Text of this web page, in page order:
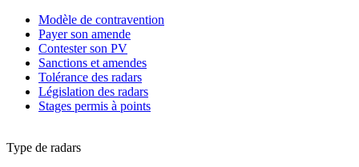
Modèle de contravention
Payer son amende
Contester son PV
Sanctions et amendes
Tolérance des radars
Législation des radars
Stages permis à points
Type de radars